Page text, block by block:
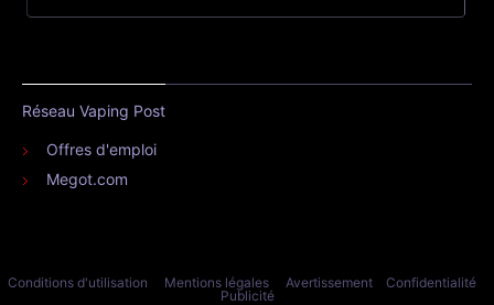
Réseau Vaping Post
Offres d'emploi
Megot.com
Conditions d'utilisation Mentions légales Avertissement
Confidentialité
Publicité